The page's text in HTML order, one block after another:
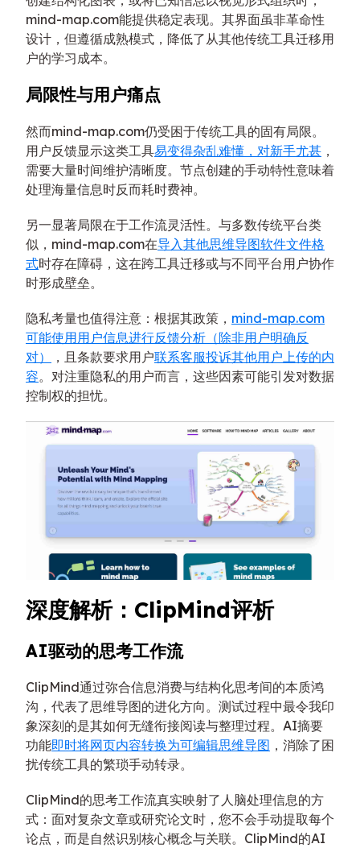
mind-map.com能提供稳定表现。其界面虽非革命性
设计，但遵循成熟模式，降低了从其他传统工具迁移用
户的学习成本。
局限性与用户痛点
然而mind-map.com仍受困于传统工具的固有局限。
用户反馈显示这类工具易变得杂乱难懂，对新手尤甚 ，
需要大量时间维护清晰度。节点创建的手动特性意味着
处理海量信息时反而耗时费神。
另一显著局限在于工作流灵活性。与多数传统平台类
似，mind-map.com在导入其他思维导图软件文件格
式时存在障碍，这在跨工具迁移或与不同平台用户协作
时形成壁垒。
隐私考量也值得注意：根据其政策， mind-map.com
可能使用用户信息进行反馈分析（除非用户明确反
对）
，且条款要求用户联系客服投诉其他用户上传的内
容。对注重隐私的用户而言，这些因素可能引发对数据
控制权的担忧。
深度解析：ClipMind评析
AI驱动的思考工作流
ClipMind通过弥合信息消费与结构化思考间的本质鸿
沟，代表了思维导图的进化方向。测试过程中最令我印
象深刻的是其如何无缝衔接阅读与整理过程。AI摘要
功能即时将网页内容转换为可编辑思维导图 ，消除了困
扰传统工具的繁琐手动转录。
ClipMind的思考工作流真实映射了人脑处理信息的方
式：面对复杂文章或研究论文时，您不会手动提取每个
论点，而是自然识别核心概念与关联。ClipMind的AI